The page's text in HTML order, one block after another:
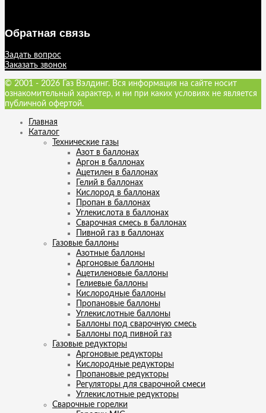
Обратная связь
Задать вопрос
Заказать звонок
© 2001 - 2026 Газ Вэлдинг. Вся информация на сайте носит
ознакомительный характер, и ни при каких условиях не является
публичной офертой.
Главная
Каталог
Технические газы
Азот в баллонах
Аргон в баллонах
Ацетилен в баллонах
Гелий в баллонах
Кислород в баллонах
Пропан в баллонах
Углекислота в баллонах
Сварочная смесь в баллонах
Пивной газ в баллонах
Газовые баллоны
Азотные баллоны
Аргоновые баллоны
Ацетиленовые баллоны
Гелиевые баллоны
Кислородные баллоны
Пропановые баллоны
Углекислотные баллоны
Баллоны под сварочную смесь
Баллоны под пивной газ
Газовые редукторы
Аргоновые редукторы
Кислородные редукторы
Пропановые редукторы
Регуляторы для сварочной смеси
Углекислотные редукторы
Сварочные горелки